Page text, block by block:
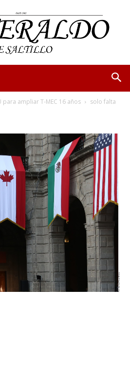
para ampliar T-MEC 16 años solo falta